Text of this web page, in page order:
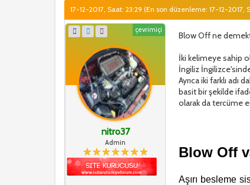
17-12-2017, Saat: 23:29(En son düzenleme: 17-12-2017,
çevrimiçi
nitro37
Admin
Blow Off ne
İki kelimeye sahip
İngiliz
Ayrıca iki farklı
basit bir şekilde
olarak da tercüme
Blow Off
Aşırı besleme